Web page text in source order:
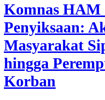
Komnas HAM
Penyiksaan:
Masyarakat
hingga
Korban